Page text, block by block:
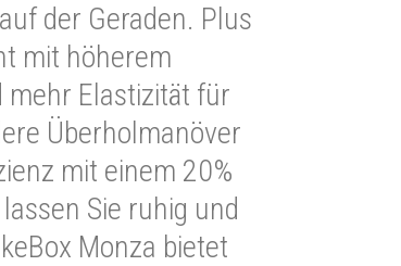
der Geraden. Plus
mit höherem
Elastizität für
Überholmanöver
mit einem 20%
Sie ruhig und
Monza bietet